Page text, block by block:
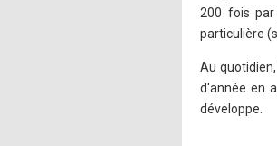
200 fois
particulière
Au
d'année en
développe.